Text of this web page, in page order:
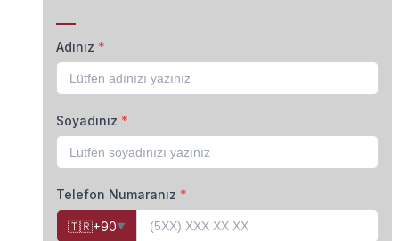
Adınız *
Soyadınız *
Telefon Numaranız *
🇹🇷+90▼